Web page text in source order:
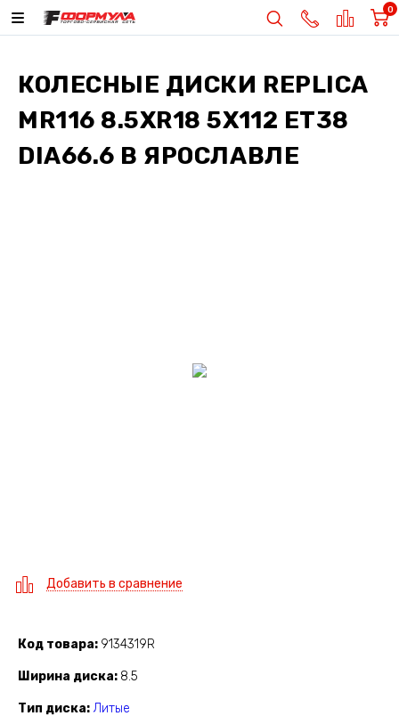
0
КОЛЕСНЫЕ ДИСКИ REPLICA
MR116 8.5XR18 5X112 ET38
DIA66.6 В ЯРОСЛАВЛЕ
Добавить в сравнение
Код товара 9134319R
Ширина диска 8.5
Тип диска Литые